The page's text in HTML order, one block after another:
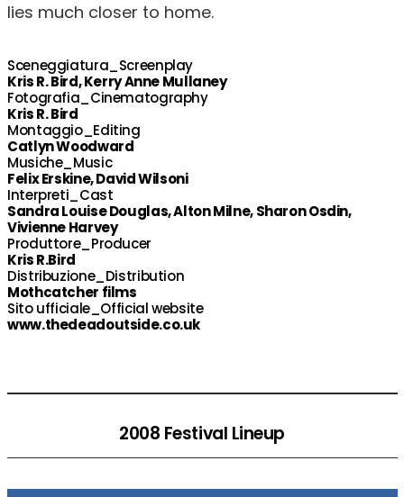
lies much closer to home.
Sceneggiatura_Screenplay
Kris R. Bird, Kerry Anne Mullaney
Fotografia_Cinematography
Kris R. Bird
Montaggio_Editing
Catlyn Woodward
Musiche_Music
Felix Erskine, David Wilsoni
Interpreti_Cast
Sandra Louise Douglas, Alton Milne, Sharon Osdin,
Vivienne Harvey
Produttore_Producer
Kris R.Bird
Distribuzione_Distribution
Mothcatcher films
Sito ufficiale_Official website
www.thedeadoutside.co.uk
2008 Festival Lineup